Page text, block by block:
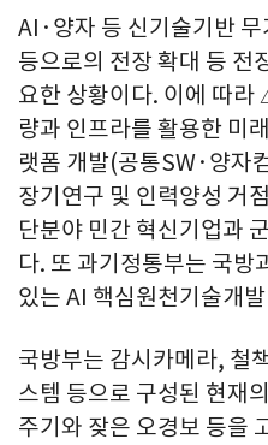
AI·양자 등 신기술기반
등으로의 전장 확대 등 전
요한 상황이다. 이에 따
량과 인프라를 활용한 미
랫폼 개발(공통SW·양자
장기연구 및 인력양성 거
단분야 민간 혁신기업과
다. 또 과기정통부는 국방
있는 AI 핵심원천기술개
국방부는 감시카메라, 철
스템 등으로 구성된 현재
주기와 잦은 오경보 등을